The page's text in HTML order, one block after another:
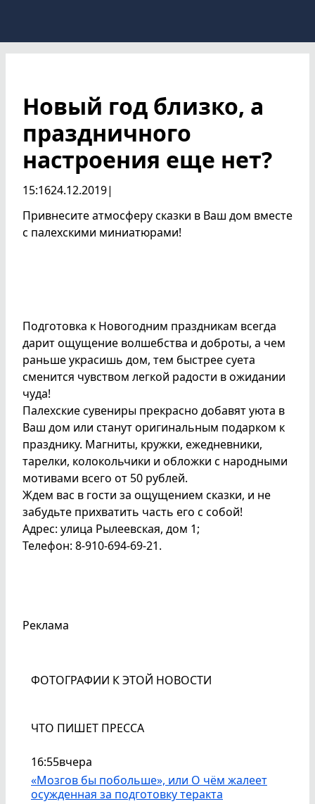
Новый год близко, а
праздничного
настроения еще нет?
15:1624.12.2019|
Привнесите атмосферу сказки в Ваш дом вместе
с палехскими миниатюрами!
Подготовка к Новогодним праздникам всегда
дарит ощущение волшебства и доброты, а чем
раньше украсишь дом, тем быстрее суета
сменится чувством легкой радости в ожидании
чуда!
Палехские сувениры прекрасно добавят уюта в
Ваш дом или станут оригинальным подарком к
празднику. Магниты, кружки, ежедневники,
тарелки, колокольчики и обложки с народными
мотивами всего от 50 рублей.
Ждем вас в гости за ощущением сказки, и не
забудьте прихватить часть его с собой!
Адрес: улица Рылеевская, дом 1;
Телефон: 8-910-694-69-21.
Реклама
ФОТОГРАФИИ К ЭТОЙ НОВОСТИ
ЧТО ПИШЕТ ПРЕССА
16:55вчера
«Мозгов бы побольше», или О чём жалеет
осужденная за подготовку теракта